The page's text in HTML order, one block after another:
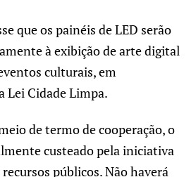
que os painéis de LED serão
à exibição de arte digital
culturais, em
Lei Cidade Limpa.
de termo de cooperação, o
custeado pela iniciativa
públicos. Não haverá